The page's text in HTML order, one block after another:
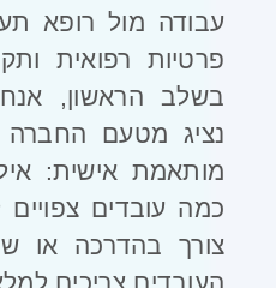
עבודה מול רופא
פרטיות רפואית
בשלב הראשון,
נציג מטעם החברה
מותאמת אישית:
כמה עובדים
צורך בהדרכה או
העובדים צריכים